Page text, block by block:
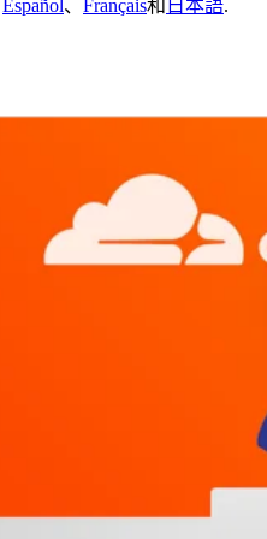
Español 、 Français和 日本語.